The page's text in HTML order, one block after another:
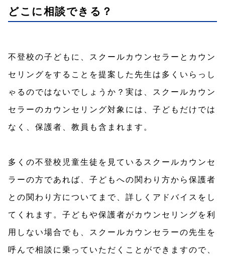
どこに相談できる？
不登校の子どもに、スクールカウンセラーとカウン
セリングをすることを提案した先生は多くいらっし
ゃるのではないでしょうか？実は、スクールカウン
セラーのカウンセリング対象には、子どもだけでは
なく、保護者、教員も含まれます。
多くの不登校児童生徒を見ているスクールカウンセ
ラーの方であれば、子どもへの関わり方から保護者
との関わり方についてまで、詳しくアドバイスをし
てくれます。子どもや保護者がカウンセリングを利
用しない場合でも、スクールカウンセラーの先生を
呼んで相談に乗っていただくことができますので、